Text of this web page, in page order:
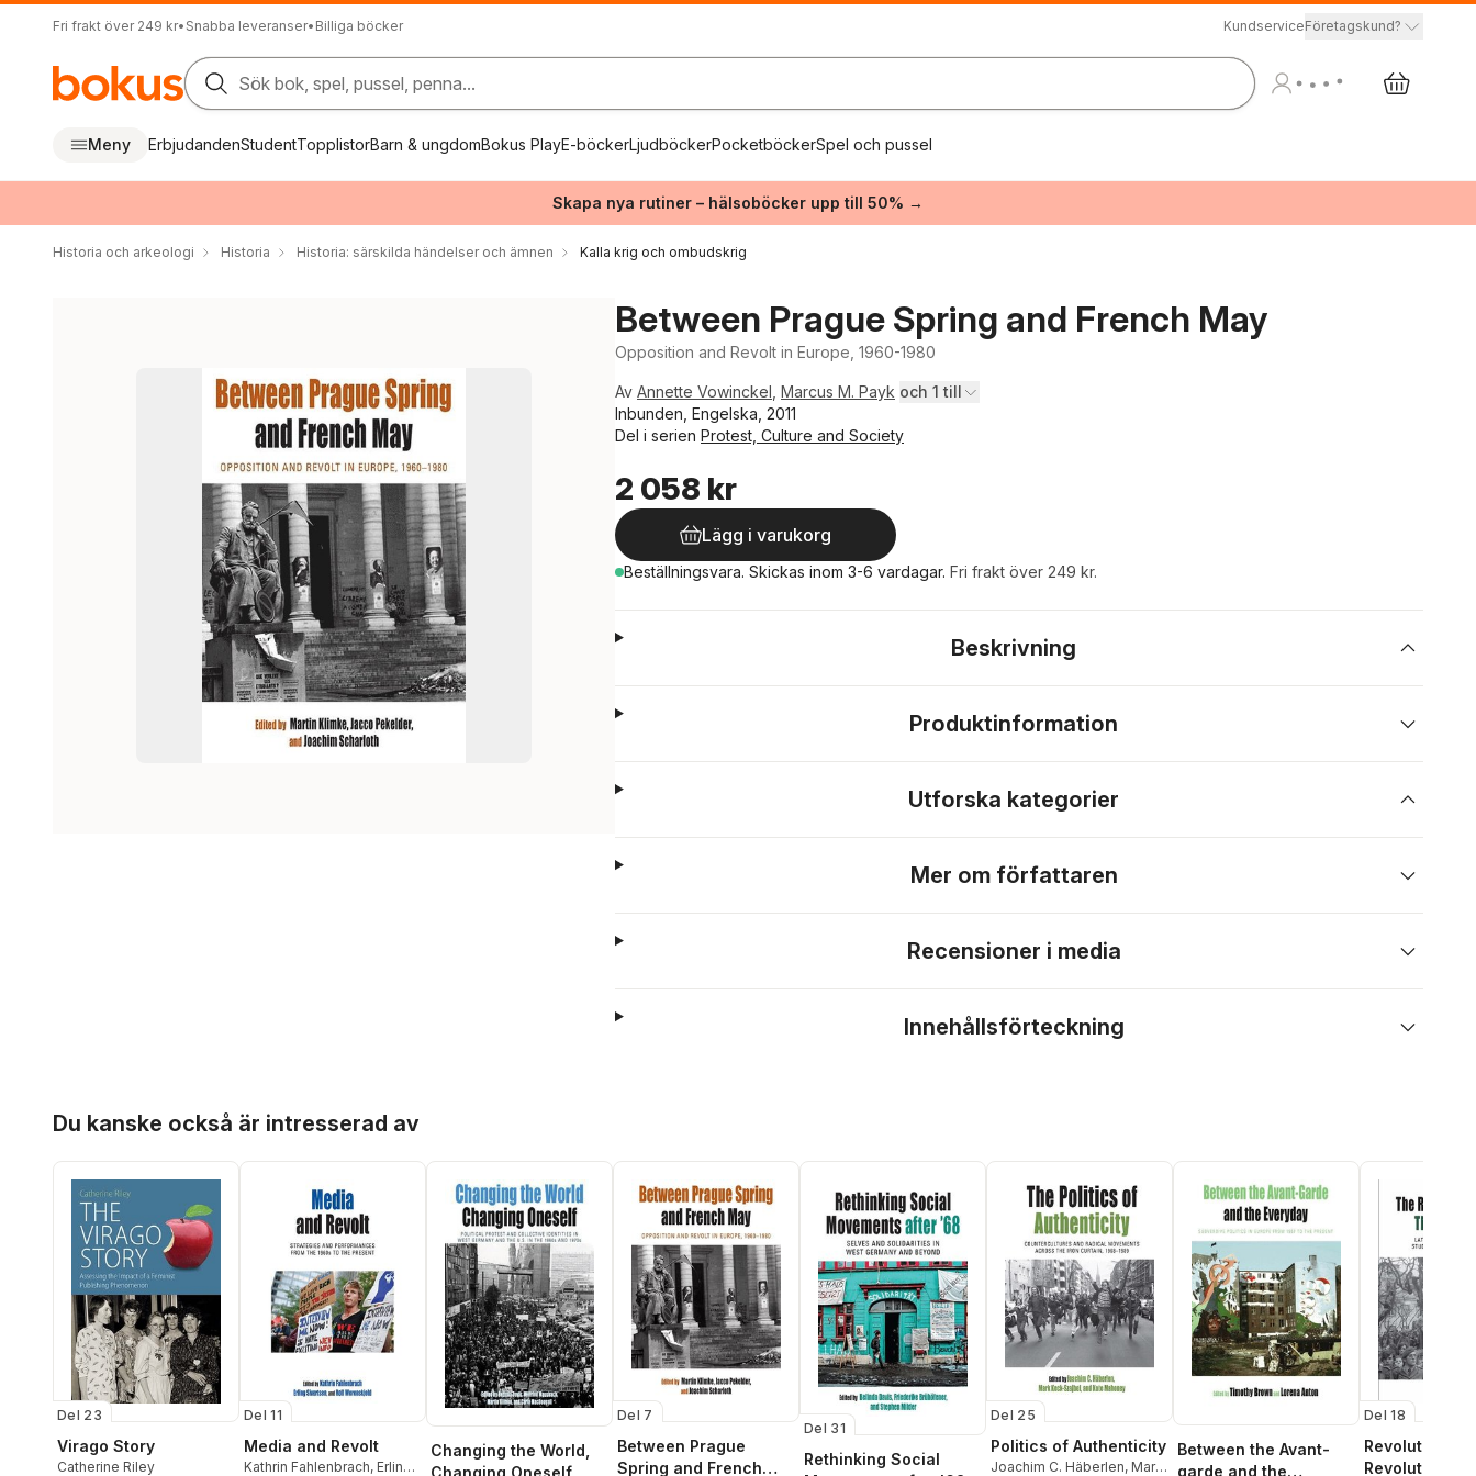
Fri frakt över 249 kr• Snabba leveranser• Billiga böcker KundserviceFöretagskund?
Sök bok, spel, pussel, penna...
Meny ErbjudandenStudentTopplistorBarn & ungdomBokus PlayE-böckerLjudböckerPocketböckerSpel och pussel
Skapa nya rutiner – hälsoböcker upp till 50% →
Historia och arkeologi Historia Historia: särskilda händelser och ämnen Kalla krig och ombudskrig
Between Prague Spring and French May
Opposition and Revolt in Europe, 1960-1980
Av Annette Vowinckel Marcus M. Payk och 1 till
Inbunden, Engelska, 2011
Del i serien Protest, Culture and Society
2 058 kr
Lägg i varukorg
Beställningsvara. Skickas inom 3-6 vardagar. Fri frakt över 249 kr.
Beskrivning
Produktinformation
Utforska kategorier
Mer om författaren
Recensioner i media
Innehållsförteckning
Du kanske också är intresserad av
Del 23
Virago Story
Catherine Riley
Del 11
Media and Revolt
Kathrin Fahlenbrach, Erling
Changing the World,
Changing Oneself
Del 7
Between Prague
Spring and French
Del 31
Rethinking Social
Del 25
Politics of Authenticity
Joachim C. Häberlen, Mark
Between the Avant-
garde and the
Del 18
Revolution
Revolution